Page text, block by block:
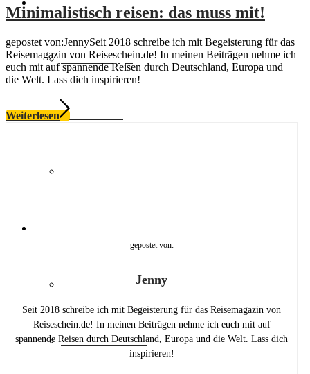
Insider Tipps
Reisetrends
Städtereisen DE
Städtereisen EU
Minimalistisch reisen: das muss mit!
gepostet von:JennySeit 2018 schreibe ich mit Begeisterung für das
Reisemagazin von Reiseschein.de! In meinen Beiträgen nehme ich
euch mit auf spannende Reisen durch Deutschland, Europa und
die Welt. Lass dich inspirieren!
Weiterlesen
gepostet von:
Jenny
Seit 2018 schreibe ich mit Begeisterung für das Reisemagazin von
Reiseschein.de! In meinen Beiträgen nehme ich euch mit auf
spannende Reisen durch Deutschland, Europa und die Welt. Lass dich
inspirieren!